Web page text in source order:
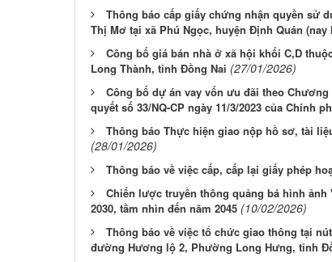
Thông báo cấp giấy chứng nhận quyền sử
Thị Mơ tại xã Phú Ngọc, huyện Định Quán
Công bố giá bán nhà ở xã hội khối C,D
Long Thành, tỉnh Đồng Nai (27/01/2026)
Công bố dự án vay vốn ưu đãi theo
quyết số 33/NQ-CP ngày 11/3/2023 của Chính
Thông báo Thực hiện giao nộp hồ sơ, tài
(28/01/2026)
Thông báo về việc cấp, cấp lại giấy phép
Chiến lược truyền thông quảng bá hình
2030, tầm nhìn đến năm 2045 (10/02/2026)
Thông báo về việc tổ chức giao thông tại
đường Hương lộ 2, Phường Long Hưng, tỉnh